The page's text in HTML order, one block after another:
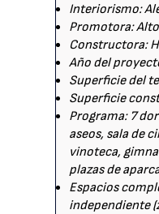
Interiorismo:
Promotora:
Constructora:
Año del
Superficie del
Superficie
Programa: 7
aseos, sala de
vinoteca,
plazas de
Espacios
independiente